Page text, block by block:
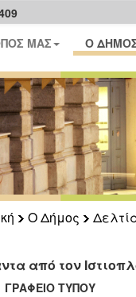
ΜΑΣ Ο
Ο Δήμος
από τον
ΤΥΠΟΥ